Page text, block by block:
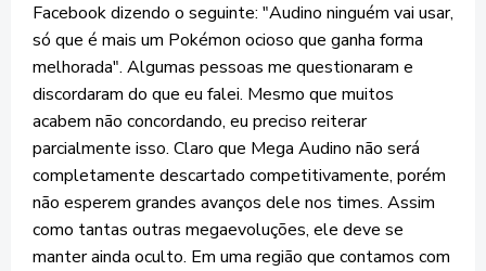
Facebook dizendo o seguinte: "Audino ninguém vai usar,
só que é mais um Pokémon ocioso que ganha forma
melhorada". Algumas pessoas me questionaram e
discordaram do que eu falei. Mesmo que muitos
acabem não concordando, eu preciso reiterar
parcialmente isso. Claro que Mega Audino não será
completamente descartado competitivamente, porém
não esperem grandes avanços dele nos times. Assim
como tantas outras megaevoluções, ele deve se
manter ainda oculto. Em uma região que contamos com